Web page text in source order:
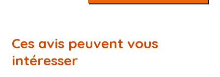
Ces avis peuvent vous
intéresser